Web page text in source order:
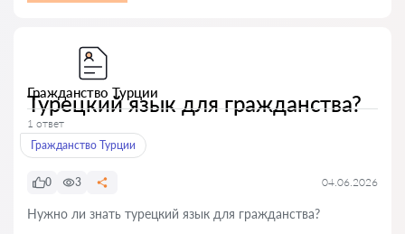
Гражданство Турции
Турецкий язык для гражданства?
1 ответ
Гражданство Турции
0 3 04.06.2026
Нужно ли знать турецкий язык для гражданства?